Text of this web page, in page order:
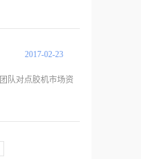
博海（深圳）智能
。博海生产的自动
，一流的品质，一
队对点胶机市场资
业前景预判，挖掘
2017-02-23